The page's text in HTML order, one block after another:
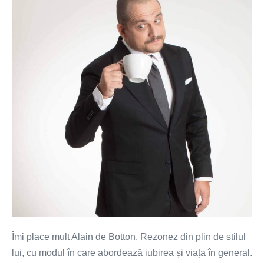
Îmi place mult Alain de Botton. Rezonez din plin de stilul
lui, cu modul în care abordează iubirea și viața în general.